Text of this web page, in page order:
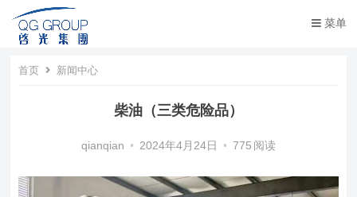
菜单
首页 新闻中心
柴油（三类危险品）
qianqian • 2024年4月24日 • 775 阅读